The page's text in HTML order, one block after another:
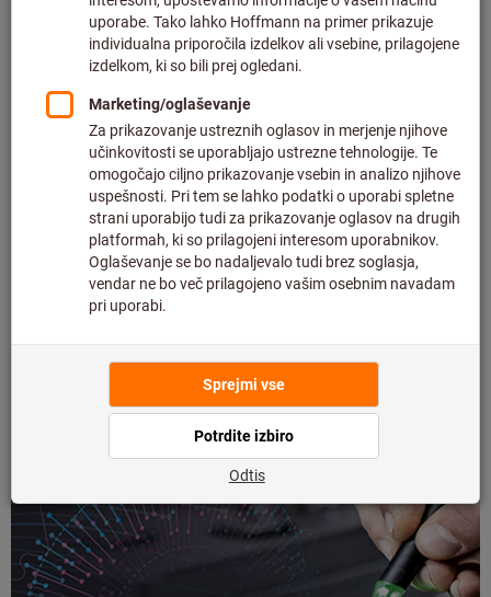
Po registraciji boste po e-pošti prejeli neposreden dostop do
posnetka ali podatke za prijavo na brezplačni spletni
seminar v živo. Prijavite se tik pred začetkom z individualno
povezavo za dostop in se preprosto pridružite predstavitvi
inštruktorja z računalnika ali pametnega telefona. To je
enostaven način za pridobivanje novega znanja.
Posneti spletni seminarji